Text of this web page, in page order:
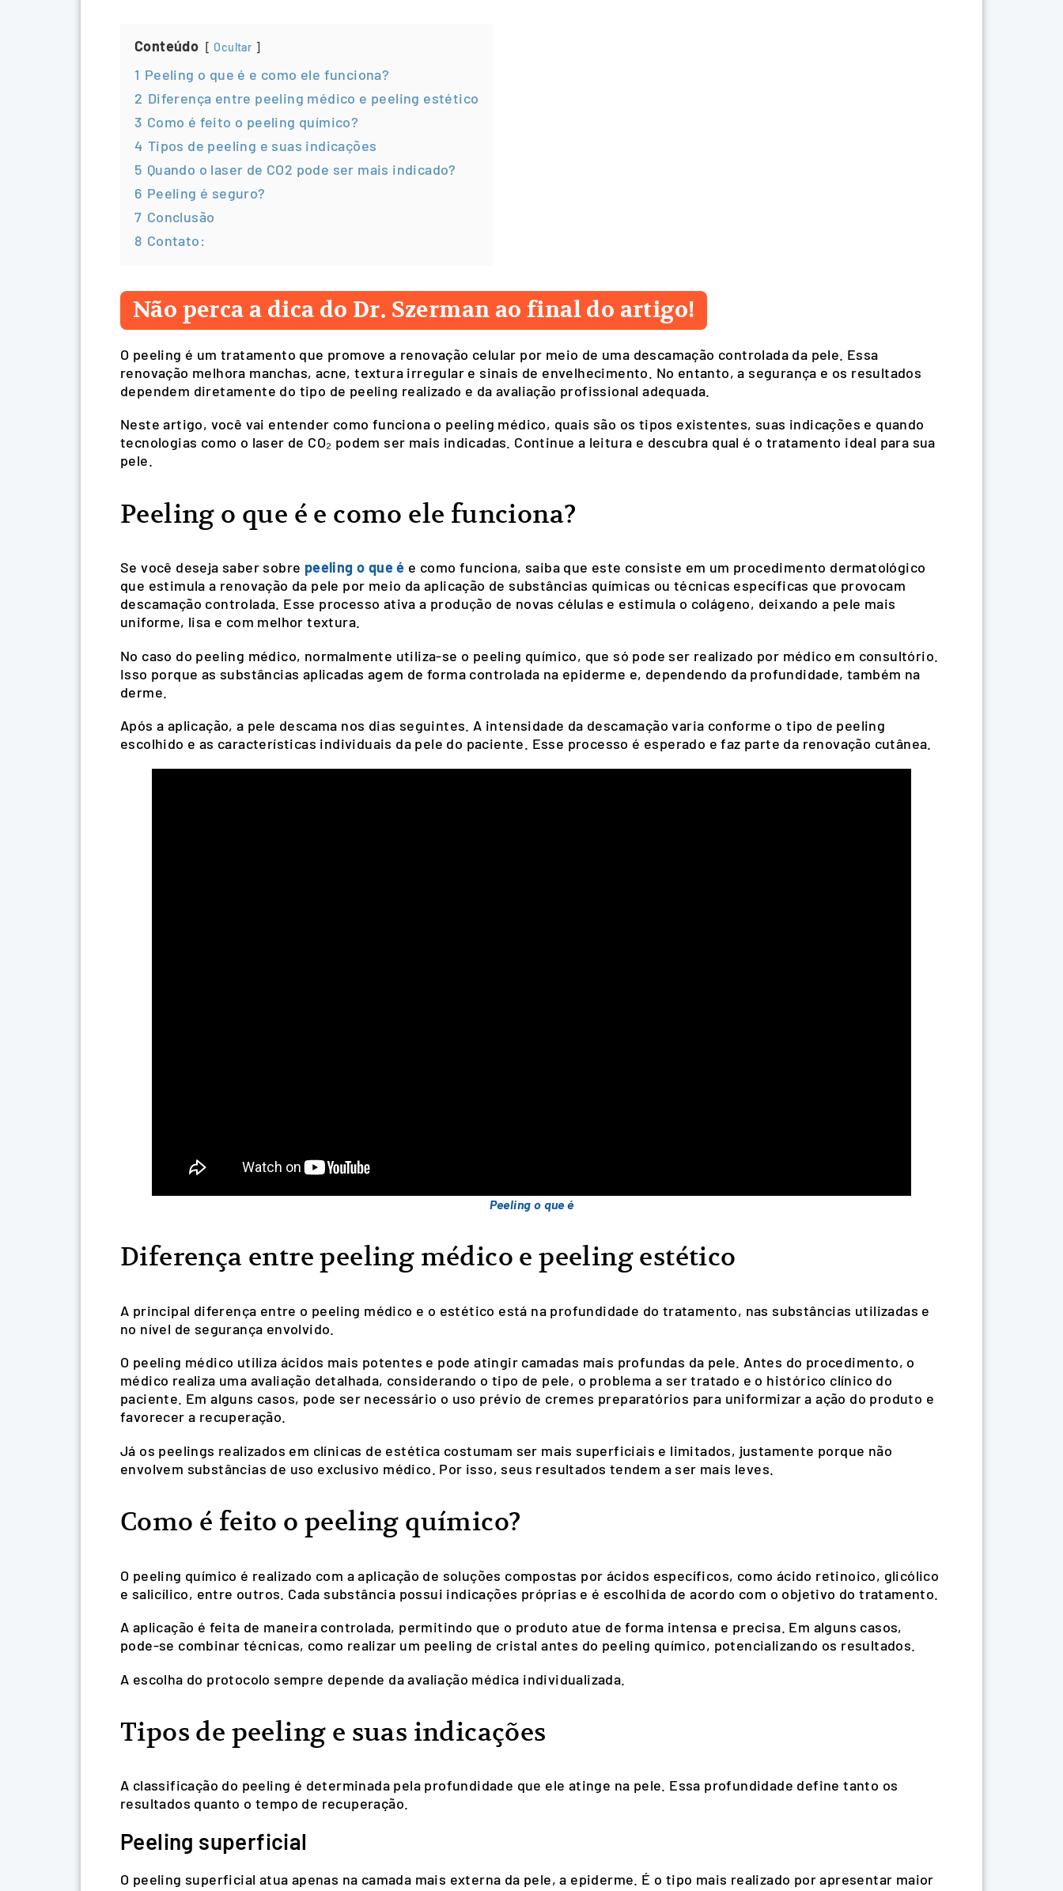
Conteúdo Ocultar
1 Peeling o que é e como ele funciona?
2 Diferença entre peeling médico e peeling estético
3 Como é feito o peeling químico?
4 Tipos de peeling e suas indicações
5 Quando o laser de CO2 pode ser mais indicado?
6 Peeling é seguro?
7 Conclusão
8 Contato:
Não perca a dica do Dr. Szerman ao final do artigo!
O peeling é um tratamento que promove a renovação celular por meio de uma descamação controlada da pele. Essa
renovação melhora manchas, acne, textura irregular e sinais de envelhecimento. No entanto, a segurança e os resultados
dependem diretamente do tipo de peeling realizado e da avaliação profissional adequada.
Neste artigo, você vai entender como funciona o peeling médico, quais são os tipos existentes, suas indicações e quando
tecnologias como o laser de CO₂ podem ser mais indicadas. Continue a leitura e descubra qual é o tratamento ideal para sua
pele.
Peeling o que é e como ele funciona?
Se você deseja saber sobre peeling o que é e como funciona, saiba que este consiste em um procedimento dermatológico
que estimula a renovação da pele por meio da aplicação de substâncias químicas ou técnicas específicas que provocam
descamação controlada. Esse processo ativa a produção de novas células e estimula o colágeno, deixando a pele mais
uniforme, lisa e com melhor textura.
No caso do peeling médico, normalmente utiliza-se o peeling químico, que só pode ser realizado por médico em consultório.
Isso porque as substâncias aplicadas agem de forma controlada na epiderme e, dependendo da profundidade, também na
derme.
Após a aplicação, a pele descama nos dias seguintes. A intensidade da descamação varia conforme o tipo de peeling
escolhido e as características individuais da pele do paciente. Esse processo é esperado e faz parte da renovação cutânea.
Peeling o que é
Diferença entre peeling médico e peeling estético
A principal diferença entre o peeling médico e o estético está na profundidade do tratamento, nas substâncias utilizadas e
no nível de segurança envolvido.
O peeling médico utiliza ácidos mais potentes e pode atingir camadas mais profundas da pele. Antes do procedimento, o
médico realiza uma avaliação detalhada, considerando o tipo de pele, o problema a ser tratado e o histórico clínico do
paciente. Em alguns casos, pode ser necessário o uso prévio de cremes preparatórios para uniformizar a ação do produto e
favorecer a recuperação.
Já os peelings realizados em clínicas de estética costumam ser mais superficiais e limitados, justamente porque não
envolvem substâncias de uso exclusivo médico. Por isso, seus resultados tendem a ser mais leves.
Como é feito o peeling químico?
O peeling químico é realizado com a aplicação de soluções compostas por ácidos específicos, como ácido retinoico, glicólico
e salicílico, entre outros. Cada substância possui indicações próprias e é escolhida de acordo com o objetivo do tratamento.
A aplicação é feita de maneira controlada, permitindo que o produto atue de forma intensa e precisa. Em alguns casos,
pode-se combinar técnicas, como realizar um peeling de cristal antes do peeling químico, potencializando os resultados.
A escolha do protocolo sempre depende da avaliação médica individualizada.
Tipos de peeling e suas indicações
A classificação do peeling é determinada pela profundidade que ele atinge na pele. Essa profundidade define tanto os
resultados quanto o tempo de recuperação.
Peeling superficial
O peeling superficial atua apenas na camada mais externa da pele, a epiderme. É o tipo mais realizado por apresentar maior